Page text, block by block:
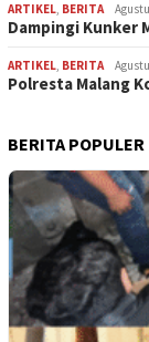
ARTIKEL, BERITA
Dampingi Kunker
ARTIKEL, BERITA
Polresta Malang
BERITA POPULER